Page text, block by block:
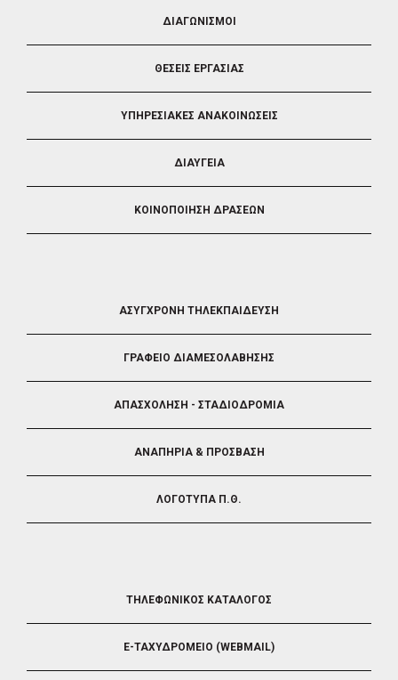
ΔΙΑΓΩΝΙΣΜΟΙ
ΘΕΣΕΙΣ ΕΡΓΑΣΙΑΣ
ΥΠΗΡΕΣΙΑΚΕΣ ΑΝΑΚΟΙΝΩΣΕΙΣ
ΔΙΑΥΓΕΙΑ
ΚΟΙΝΟΠΟΙΗΣΗ ΔΡΑΣΕΩΝ
ΑΣΥΓΧΡΟΝΗ ΤΗΛΕΚΠΑΙΔΕΥΣΗ
ΓΡΑΦΕΙΟ ΔΙΑΜΕΣΟΛΑΒΗΣΗΣ
ΑΠΑΣΧΟΛΗΣΗ - ΣΤΑΔΙΟΔΡΟΜΙΑ
ΑΝΑΠΗΡΙΑ & ΠΡΟΣΒΑΣΗ
ΛΟΓΟΤΥΠΑ Π.Θ.
ΤΗΛΕΦΩΝΙΚΟΣ ΚΑΤΑΛΟΓΟΣ
E-ΤΑΧΥΔΡΟΜΕΙΟ (WEBMAIL)